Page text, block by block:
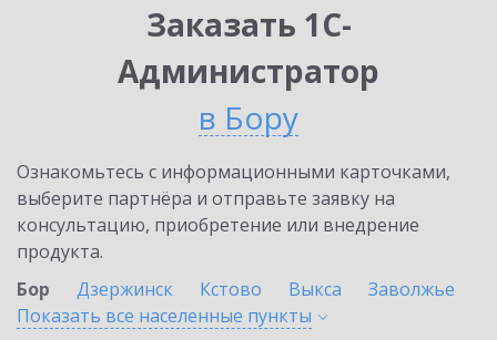
Заказать 1С-
Администратор
в Бору
Ознакомьтесь с информационными карточками,
выберите партнёра и отправьте заявку на
консультацию, приобретение или внедрение
продукта.
Бор
Дзержинск Кстово Выкса
Заволжье
Показать все населенные пункты